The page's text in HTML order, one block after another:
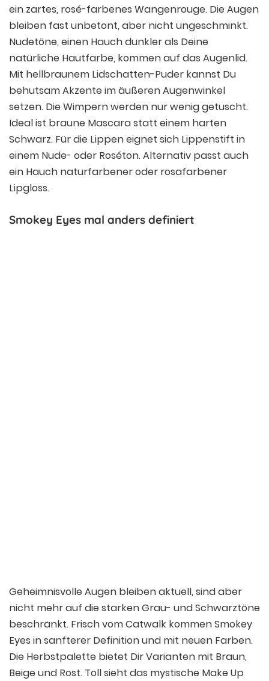
ein zartes, rosé-farbenes Wangenrouge. Die Augen
bleiben fast unbetont, aber nicht ungeschminkt.
Nudetöne, einen Hauch dunkler als Deine
natürliche Hautfarbe, kommen auf das Augenlid.
Mit hellbraunem Lidschatten-Puder kannst Du
behutsam Akzente im äußeren Augenwinkel
setzen. Die Wimpern werden nur wenig getuscht.
Ideal ist braune Mascara statt einem harten
Schwarz. Für die Lippen eignet sich Lippenstift in
einem Nude- oder Roséton. Alternativ passt auch
ein Hauch naturfarbener oder rosafarbener
Lipgloss.
Smokey Eyes mal anders definiert
Geheimnisvolle Augen bleiben aktuell, sind aber
nicht mehr auf die starken Grau- und Schwarztöne
beschränkt. Frisch vom Catwalk kommen Smokey
Eyes in sanfterer Definition und mit neuen Farben.
Die Herbstpalette bietet Dir Varianten mit Braun,
Beige und Rost. Toll sieht das mystische Make Up